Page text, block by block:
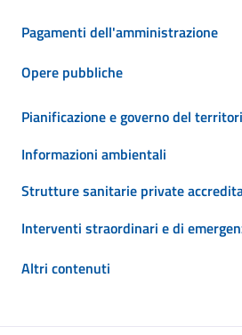
Pagamenti dell'amministrazione
Opere pubbliche
Pianificazione e governo del
Informazioni ambientali
Strutture sanitarie private
Interventi straordinari e di
Altri contenuti